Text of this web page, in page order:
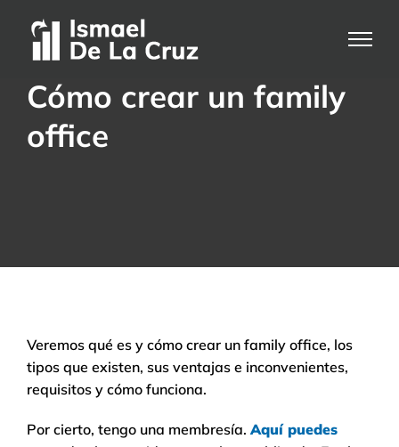
Cómo crear un family
office
Veremos qué es y cómo crear un family office, los
tipos que existen, sus ventajas e inconvenientes,
requisitos y cómo funciona.
Por cierto, tengo una membresía.Aquí puedes